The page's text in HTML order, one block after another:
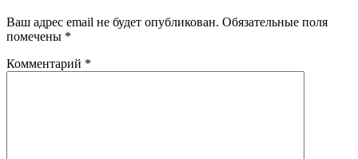
Ваш адрес email не будет опубликован. Обязательные поля
помечены *
Комментарий *